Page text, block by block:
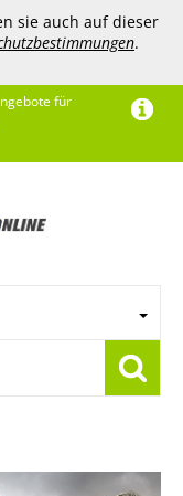
sie auch auf dieser
.
für